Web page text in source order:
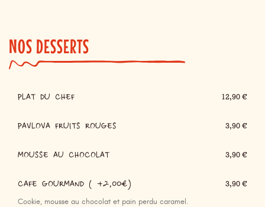
NOS DESSERTS
PLAT DU CHEF 12,90 €
PAVLOVA FRUITS ROUGES 3,90 €
MOUSSE AU CHOCOLAT 3,90 €
CAFE GOURMAND ( +2,00€)
Cookie, mousse au chocolat et pain perdu caramel.
3,90 €